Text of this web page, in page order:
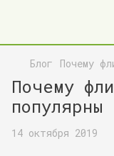
Блог Почему
Почему
популярны
14 октября 2019